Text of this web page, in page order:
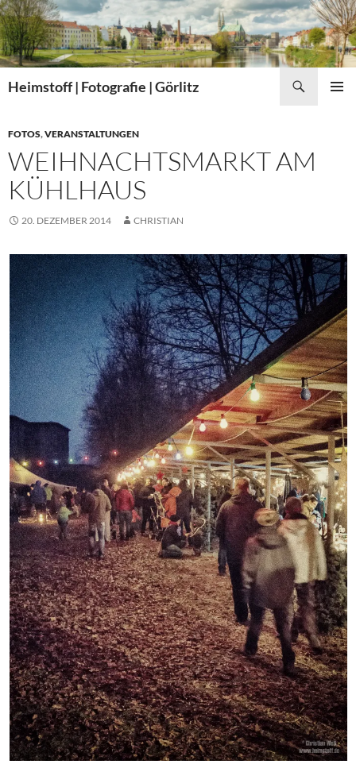
Zum
Inhalt
springen
Heimstoff | Fotografie | Görlitz
FOTOS,VERANSTALTUNGEN
WEIHNACHTSMARKT AM
KÜHLHAUS
20. DEZEMBER 2014 CHRISTIAN